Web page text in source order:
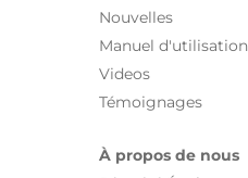
Nouvelles
Manuel d'utilisation
Videos
Témoignages
À propos de nous